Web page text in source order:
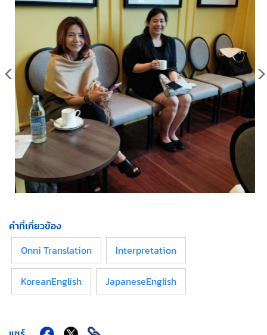
คำที่เกี่ยวข้อง
Onni Translation
Interpretation
KoreanEnglish JapaneseEnglish